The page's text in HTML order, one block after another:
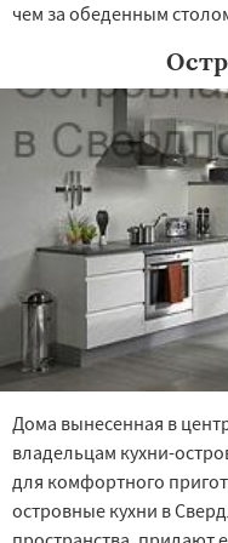
чем за обеденным
Дома вынесенная в
владельцам кухни-
для комфортного
островные кухни в